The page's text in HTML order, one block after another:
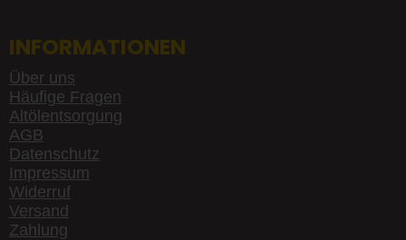
INFORMATIONEN
Über uns
Häufige Fragen
Altölentsorgung
AGB
Datenschutz
Impressum
Widerruf
Versand
Zahlung